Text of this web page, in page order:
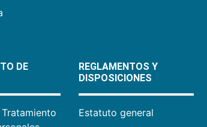
DE
REGLAMENTOS Y
DISPOSICIONES
Estatuto general